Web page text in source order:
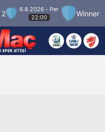
6.8.2026 - Per
22:00
Winner